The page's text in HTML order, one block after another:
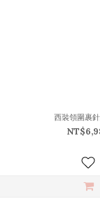
西裝領圍裹